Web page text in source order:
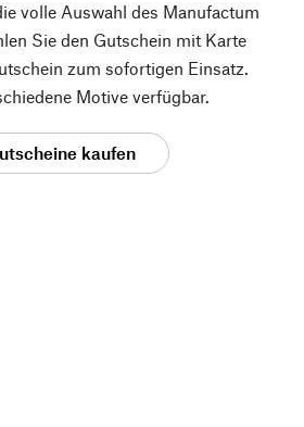
volle Auswahl des Manufactum
Sie den Gutschein mit Karte
zum sofortigen Einsatz.
Motive verfügbar.
kaufen